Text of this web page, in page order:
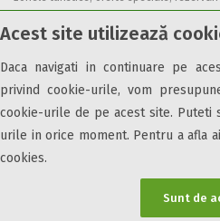
Acest site utilizează
Daca navigati in continuare pe
privind cookie-urile, vom
cookie-urile de pe acest site. Puteti
urile in orice moment. Pentru a afla
cookies.
Sunt de
condițiile de utilizare.
Informații utile